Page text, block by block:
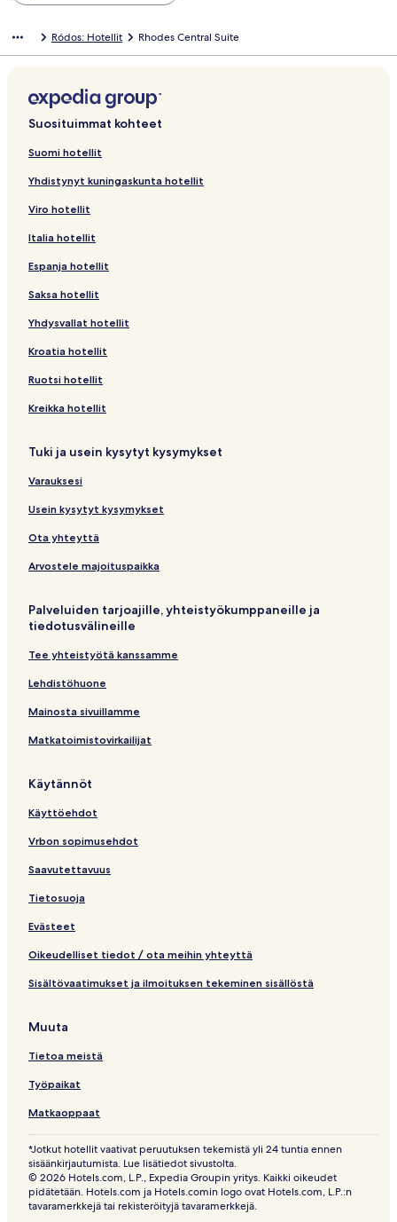
Ródos: Hotellit Rhodes Central Suite
Suosituimmat kohteet
Suomi hotellit
Yhdistynyt kuningaskunta hotellit
Viro hotellit
Italia hotellit
Espanja hotellit
Saksa hotellit
Yhdysvallat hotellit
Kroatia hotellit
Ruotsi hotellit
Kreikka hotellit
Tuki ja usein kysytyt kysymykset
Varauksesi
Usein kysytyt kysymykset
Ota yhteyttä
Arvostele majoituspaikka
Palveluiden tarjoajille, yhteistyökumppaneille ja
tiedotusvälineille
Tee yhteistyötä kanssamme
Lehdistöhuone
Mainosta sivuillamme
Matkatoimistovirkailijat
Käytännöt
Käyttöehdot
Vrbon sopimusehdot
Saavutettavuus
Tietosuoja
Evästeet
Oikeudelliset tiedot / ota meihin yhteyttä
Sisältövaatimukset ja ilmoituksen tekeminen sisällöstä
Muuta
Tietoa meistä
Työpaikat
Matkaoppaat
*Jotkut hotellit vaativat peruutuksen tekemistä yli 24 tuntia ennen
sisäänkirjautumista. Lue lisätiedot sivustolta.
© 2026 Hotels.com, L.P., Expedia Groupin yritys. Kaikki oikeudet
pidätetään. Hotels.com ja Hotels.comin logo ovat Hotels.com, L.P.:n
tavaramerkkejä tai rekisteröityjä tavaramerkkejä.